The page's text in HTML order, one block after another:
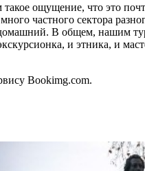
ощущение, что это
частного сектора
домашний. В общем,
и этника, и
Bookimg.com.